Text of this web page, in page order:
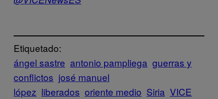
Etiquetado:
ángel sastre antonio pampliega guerras y
conflictos josé manuel
lópez liberados oriente medio Siria VICE